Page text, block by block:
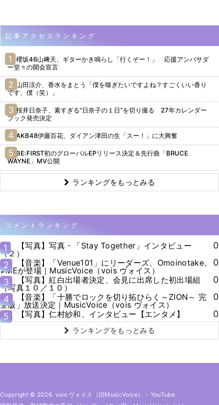
記事アクセスランキング
櫻坂46山﨑天、ギターかき鳴らし「行くぞー！」 応援アンバサダ
ー堂々の開会宣言
山田涼介、香水をまとう「僕を嗅ぎたいですよね？すごくいい香り
です、僕（笑）」
桜井日奈子、素すぎる“日奈子の１日”を切り撮る 27年カレンダー
ブック発売決定
AKB48伊藤百花、ダイアン津田の生「スー！」に大興奮
BE:FIRST初のグローバルEPリリース決定＆先行曲「BRUCE
WAYNE」MV公開
ランキングをもっとみる
コメントランキング
1
【写真】写真・「Stay Together」インタビュー
（２）
0
2
【音楽】「Venue101」にリーダーズ、Omoinotake、
≠MEが登場｜MusicVoice（vois ヴォイス）
0
3
【写真】紅白出場者決定、会見に出席した初出場組
（写真１０／１０）
0
4
【音楽】「十勝でロックを切り拓ひらく～ZION～ 完
全版」放送決定｜MusicVoice（vois ヴォイス）
0
5
【写真】仁村紗和、インタビュー【エンタメ】 0
ランキングをもっとみる
Copyright © 2026. vois ヴォイス（旧MusicVoice） - YouTube